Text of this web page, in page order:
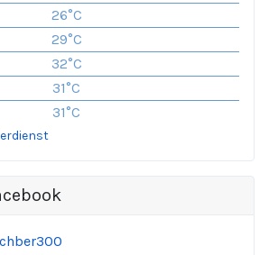
26°C
29°C
32°C
31°C
31°C